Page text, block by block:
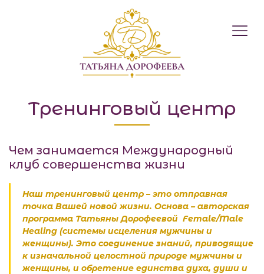
Тренинговый центр
Чем занимается Международный
клуб совершенства жизни
Наш тренинговый центр – это отправная
точка Вашей новой жизни. Основа – авторская
программа Татьяны Дорофеевой Female/Male
Healing (системы исцеления мужчины и
женщины). Это соединение знаний, приводящие
к изначальной целостной природе мужчины и
женщины, и обретение единства духа, души и